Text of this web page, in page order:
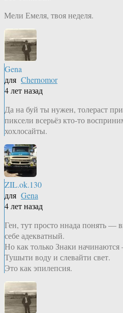
Мели Емеля, твоя неделя.
Gena
для Chernomor
4 лет назад
Да на буй ты нужен, толераст
пиксели всерьёз кто-то
хохлосайты.
ZIL.ok.130
для Gena
4 лет назад
Ген, тут просто ннада понять —
себе адекватный.
Но как только Знаки
Тушыти воду и слевайти свет.
Это как эпилепсия.